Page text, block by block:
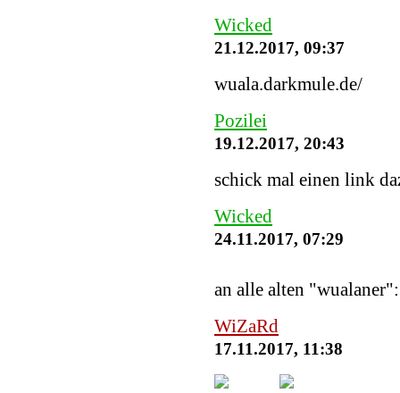
Wicked
21.12.2017, 09:37
wuala.darkmule.de/
Pozilei
19.12.2017, 20:43
schick mal einen link
Wicked
24.11.2017, 07:29
an alle alten
WiZaRd
17.11.2017, 11:38